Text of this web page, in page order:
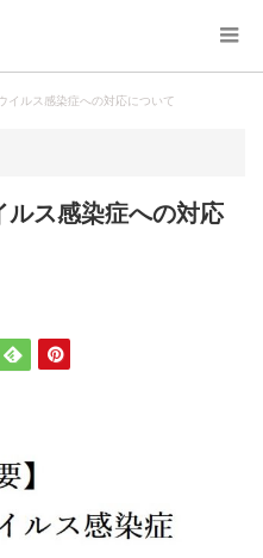
イルス感染症への対応について
ルス感染症への対応